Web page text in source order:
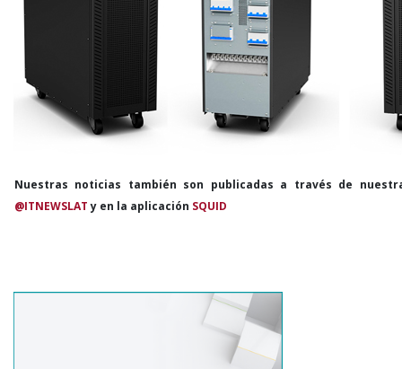
Nuestras noticias también son publicadas a través de
@ITNEWSLATy en la aplicación SQUID